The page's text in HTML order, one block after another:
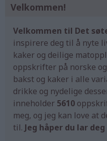
Velkommen!
Velkommen til Det
inspirere deg til å nyte
kaker og deilige
oppskrifter på norske
bakst og kaker i alle
drikke og nydelige
inneholder 5610
meg, og jeg kan love at
til. Jeg håper du lar